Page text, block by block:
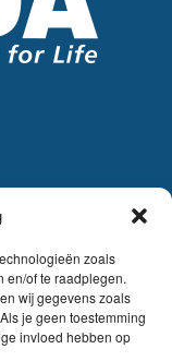
zoals
en/of te raadplegen.
wij gegevens zoals
je geen toestemming
invloed hebben op